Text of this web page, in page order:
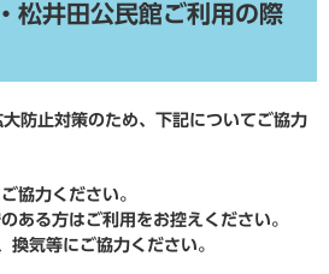
松井田公民館ご利用の際
防止対策のため、下記についてご協力
協力ください。
ある方はご利用をお控えください。
換気等にご協力ください。